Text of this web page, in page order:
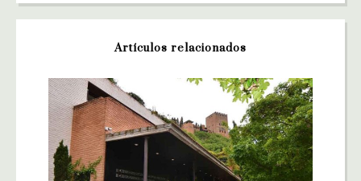
Artículos relacionados